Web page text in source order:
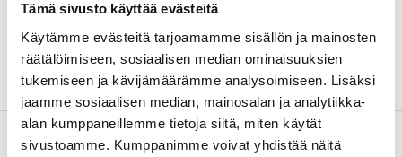
Tämä sivusto käyttää evästeitä
Käytämme evästeitä tarjoamamme sisällön ja mainosten
räätälöimiseen, sosiaalisen median ominaisuuksien
tukemiseen ja kävijämäärämme analysoimiseen. Lisäksi
jaamme sosiaalisen median, mainosalan ja analytiikka-
alan kumppaneillemme tietoja siitä, miten käytät
sivustoamme. Kumppanimme voivat yhdistää näitä
Höjd
Vikt
1,5 kg
Om tillverkaren